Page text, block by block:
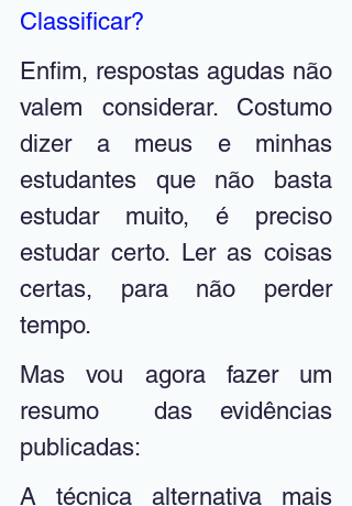
Classificar?
Enfim, respostas agudas não
valem considerar. Costumo
dizer a meus e minhas
estudantes que não basta
estudar muito, é preciso
estudar certo. Ler as coisas
certas, para não perder
tempo.
Mas vou agora fazer um
resumo  das evidências
publicadas:
A técnica alternativa mais